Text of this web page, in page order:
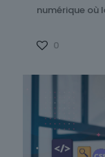
numérique où
0